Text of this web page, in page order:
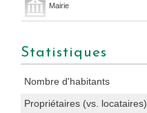
Mairie
Statistiques
Nombre d'habitants
Propriétaires (vs. locataires)